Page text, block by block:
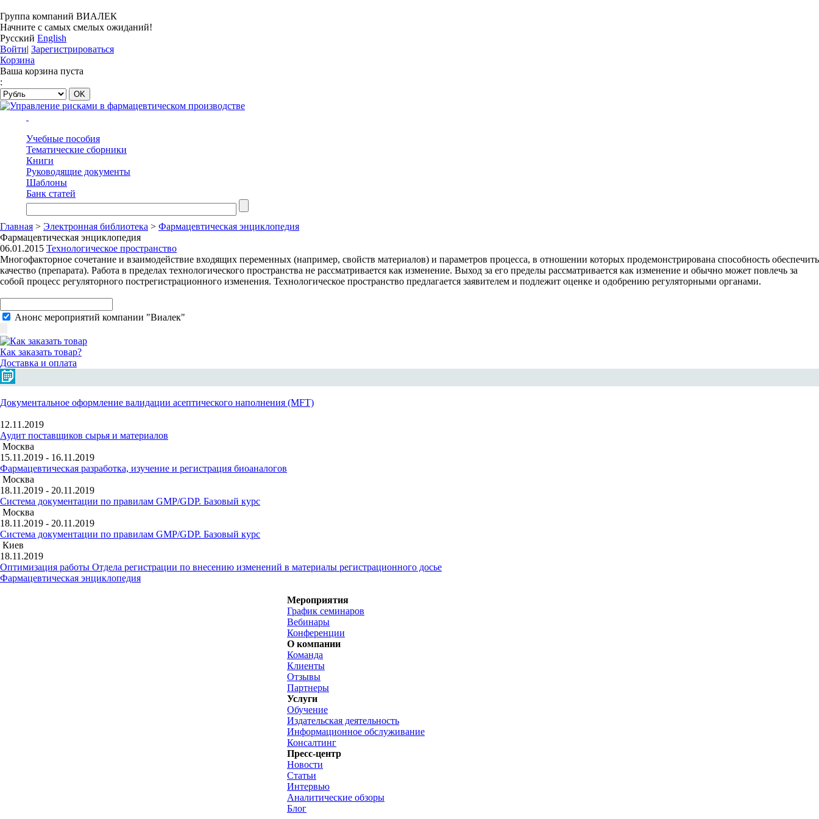
Группа компаний ВИАЛЕК
Начните с самых смелых ожиданий!
Русский English
Войти| Зарегистрироваться
Корзина
Ваша корзина пуста
:
Учебные пособия
Тематические сборники
Книги
Руководящие документы
Шаблоны
Банк статей
Главная > Электронная библиотека > Фармацевтическая энциклопедия
Фармацевтическая энциклопедия
06.01.2015 Технологическое пространство
Многофакторное сочетание и взаимодействие входящих переменных (например, свойств материалов) и параметров процесса, в отношении которых продемонстрирована способность обеспечить
качество (препарата). Работа в пределах технологического пространства не рассматривается как изменение. Выход за его пределы рассматривается как изменение и обычно может повлечь за
собой процесс регуляторного пострегистрационного изменения. Технологическое пространство предлагается заявителем и подлежит оценке и одобрению регуляторными органами.
Анонс мероприятий компании "Виалек"
Как заказать товар?
Доставка и оплата
Документальное оформление валидации асептического наполнения (MFT)
12.11.2019
Аудит поставщиков сырья и материалов
Москва
15.11.2019 - 16.11.2019
Фармацевтическая разработка, изучение и регистрация биоаналогов
Москва
18.11.2019 - 20.11.2019
Система документации по правилам GMP/GDP. Базовый курс
Москва
18.11.2019 - 20.11.2019
Система документации по правилам GMP/GDP. Базовый курс
Киев
18.11.2019
Оптимизация работы Отдела регистрации по внесению изменений в материалы регистрационного досье
Фармацевтическая энциклопедия
Мероприятия
График семинаров
Вебинары
Конференции
О компании
Команда
Клиенты
Отзывы
Партнеры
Услуги
Обучение
Издательская деятельность
Информационное обслуживание
Консалтинг
Пресс-центр
Новости
Статьи
Интервью
Аналитические обзоры
Блог